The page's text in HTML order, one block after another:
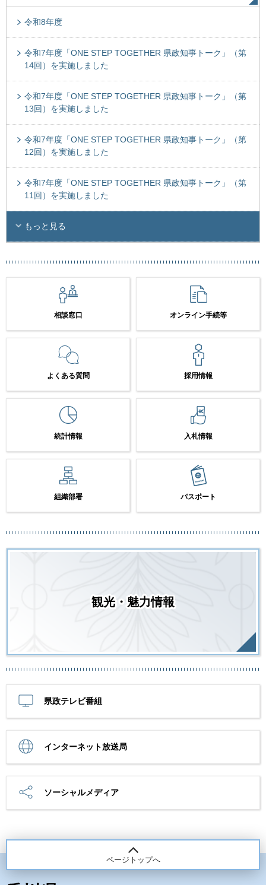
令和8年度
令和7年度「ONE STEP TOGETHER 県政知事トーク」（第
14回）を実施しました
令和7年度「ONE STEP TOGETHER 県政知事トーク」（第
13回）を実施しました
令和7年度「ONE STEP TOGETHER 県政知事トーク」（第
12回）を実施しました
令和7年度「ONE STEP TOGETHER 県政知事トーク」（第
11回）を実施しました
もっと見る
相談窓口 オンライン手続等
よくある質問 採用情報
統計情報 入札情報
組織部署 パスポート
観光・魅力情報
県政テレビ番組
インターネット放送局
ソーシャルメディア
ページトップへ